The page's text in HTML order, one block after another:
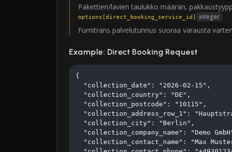
Pakettien/lavien taulukko määrän,
options[direct_booking_service_id] integer
Furnitrans palvelutunnus suoraa varausta varten
Example: Direct Booking Request
{
  "collection_date": "2026-02-15",
  "collection_country": "DE",
  "collection_postcode": "10115",
"collection_address_row_1":
  "collection_city": "Berlin",
"collection_company_name": "Demo
"collection_contact_name": "Max